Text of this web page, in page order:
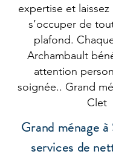
expertise et
s’occuper de
plafond.
Archambault
attention
soignée.. Grand
Clet
Grand ménage
services de